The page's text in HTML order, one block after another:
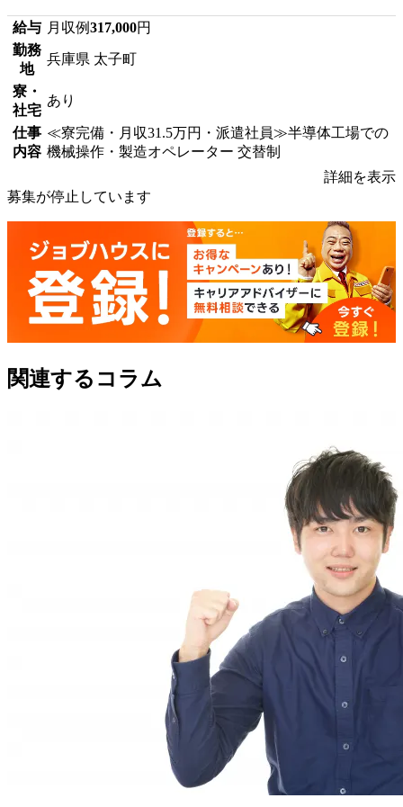
給与 月収例317,000円
勤務
地
兵庫県 太子町
寮・
社宅
あり
仕事
内容
≪寮完備・月収31.5万円・派遣社員≫半導体工場での
機械操作・製造オペレーター 交替制
詳細を表示
募集が停止しています
関連するコラム